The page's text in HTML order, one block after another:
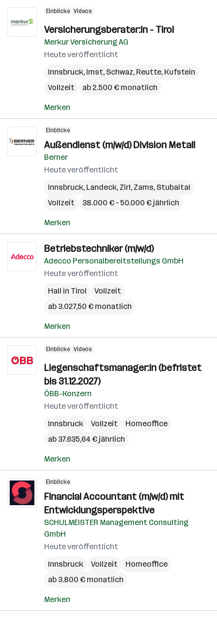
Einblicke Videos
Versicherungsberater:in - Tirol
Merkur Versicherung AG
Heute veröffentlicht
Innsbruck, Imst, Schwaz, Reutte, Kufstein
Vollzeit
ab 2.500 € monatlich
Merken
Einblicke
Außendienst (m/w/d) Division Metall
Berner
Heute veröffentlicht
Innsbruck, Landeck, Zirl, Zams, Stubaital
Vollzeit
38.000 € – 50.000 € jährlich
Merken
Betriebstechniker (m/w/d)
Adecco Personalbereitstellungs GmbH
Heute veröffentlicht
Hall in Tirol
Vollzeit
ab 3.027,50 € monatlich
Merken
Einblicke Videos
Liegenschaftsmanager:in (befristet
bis 31.12.2027)
ÖBB-Konzern
Heute veröffentlicht
Innsbruck
Vollzeit
Homeoffice
ab 37.635,64 € jährlich
Merken
Einblicke
Financial Accountant (m/w/d) mit
Entwicklungsperspektive
SCHULMEISTER Management Consulting
GmbH
Heute veröffentlicht
Innsbruck
Vollzeit
Homeoffice
ab 3.800 € monatlich
Merken